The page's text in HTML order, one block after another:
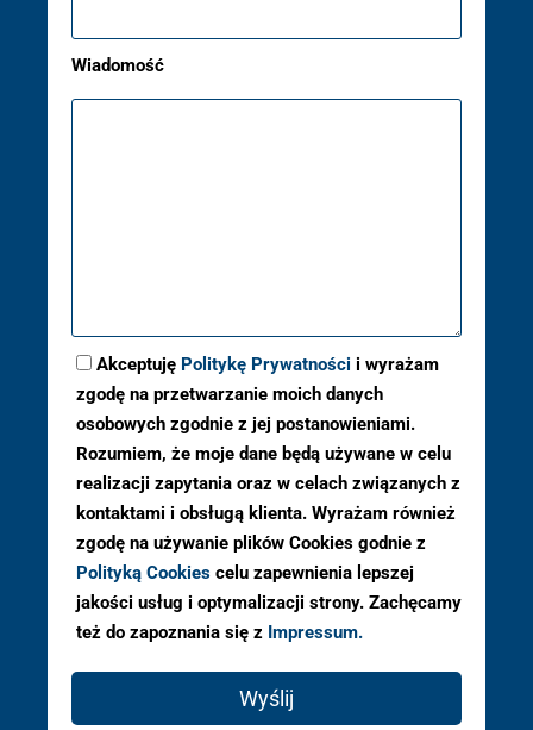
Wiadomość
Akceptuję Politykę Prywatności i wyrażam
zgodę na przetwarzanie moich danych
osobowych zgodnie z jej postanowieniami.
Rozumiem, że moje dane będą używane w celu
realizacji zapytania oraz w celach związanych z
kontaktami i obsługą klienta. Wyrażam również
zgodę na używanie plików Cookies godnie z
Polityką Cookies celu zapewnienia lepszej
jakości usług i optymalizacji strony. Zachęcamy
też do zapoznania się z Impressum.
Wyślij